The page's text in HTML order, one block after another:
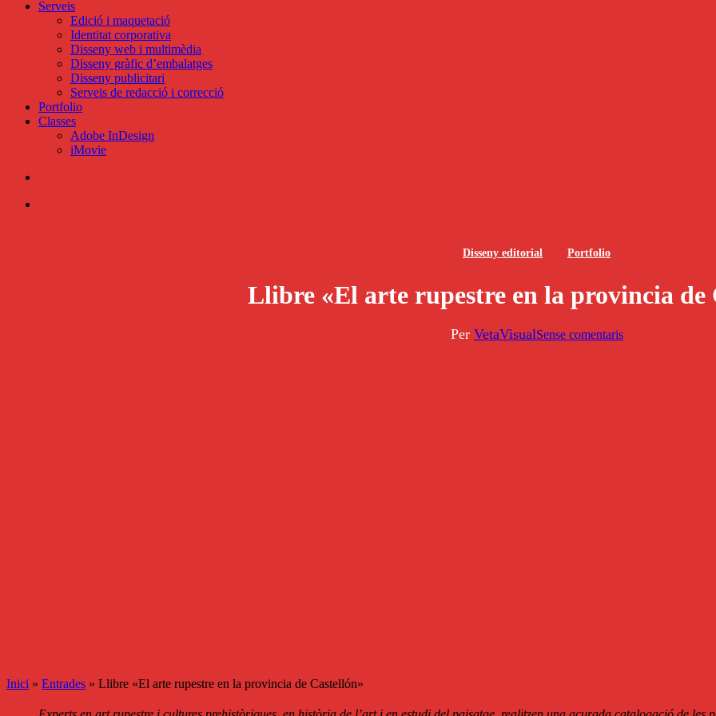
Serveis
Edició i maquetació
Identitat corporativa
Disseny web i multimèdia
Disseny gràfic d’embalatges
Disseny publicitari
Serveis de redacció i correcció
Portfolio
Classes
Adobe InDesign
iMovie
Disseny editorial Portfolio
Llibre «El arte rupestre en la provincia de
Per VetaVisualSense comentaris
Inici » Entrades » Llibre «El arte rupestre en la provincia de Castellón»